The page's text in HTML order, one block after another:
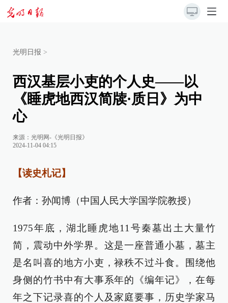
光明日报 >
西汉基层小吏的个人史——以
《睡虎地西汉简牍·质日》为中
心
来源： 光明网-《光明日报》
2024-11-04 04:15
【读史札记】
作者：孙闻博（中国人民大学国学院教授）
1975年底，湖北睡虎地11号秦墓出土大量竹
简，震动中外学界。这是一座普通小墓，墓主
是名叫喜的地方小吏，禄秩不过斗食。围绕他
身侧的竹书中有大事系年的《编年记》，在每
年之下记录喜的个人及家庭要事，历史学家马